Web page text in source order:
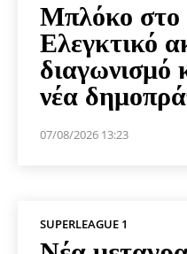
Μπλόκο
Ελεγκτικό
διαγωνισμό
νέα
07/08/2026 13:23
SUPERLEAGUE 1